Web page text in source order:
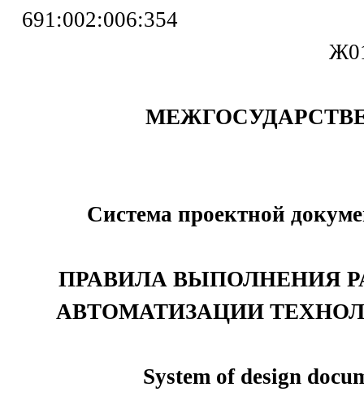
Система проектной
ПРАВИЛА ВЫПОЛНЕНИЯ
АВТОМАТИЗАЦИИ
System of design